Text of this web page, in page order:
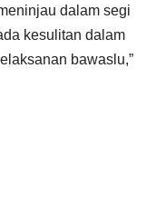
dalam segi
kesulitan dalam
bawaslu,”